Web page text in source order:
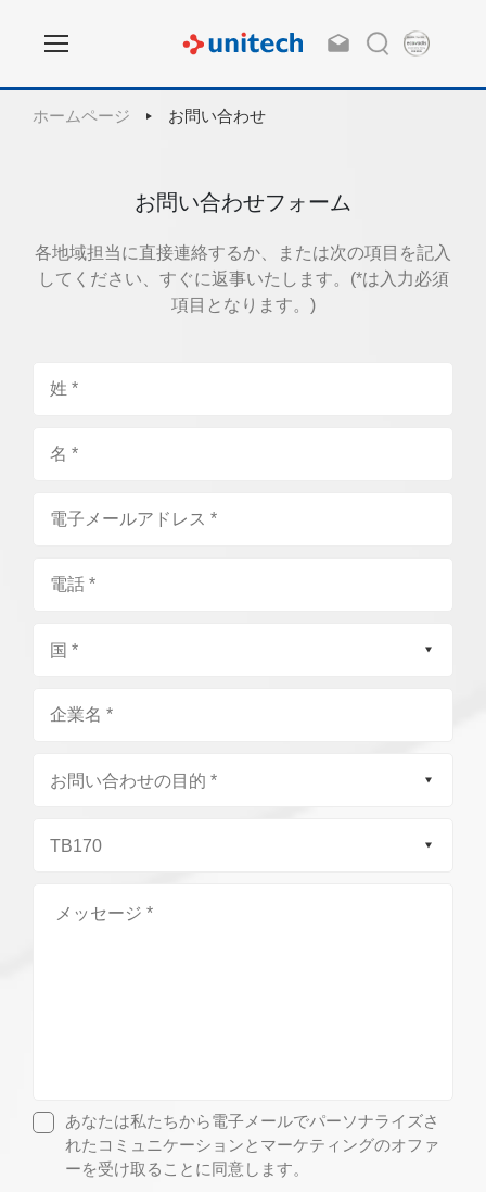
ホームページ お問い合わせ
お問い合わせフォーム
各地域担当に直接連絡するか、または次の項目を記入
してください、すぐに返事いたします。(*は入力必須
項目となります。)
あなたは私たちから電子メールでパーソナライズさ
れたコミュニケーションとマーケティングのオファ
ーを受け取ることに同意します。